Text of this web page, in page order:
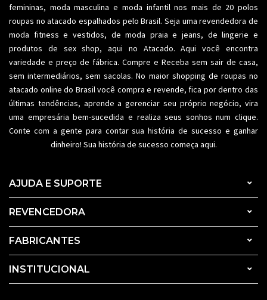
femininas, moda masculina e moda infantil nos mais de 20 polos
roupas no atacado espalhados pelo Brasil. Seja uma revendedora de
moda fitness e vestidos, de moda praia e jeans, de lingerie e
produtos de sex shop, aqui no Atacado. Aqui você encontra
variedade e preço de fábrica. Compre e Receba sem sair de casa,
sem intermediários, sem sacolas. No maior shopping de roupas no
atacado online do Brasil você compra e revende, fica por dentro das
últimas tendências, aprende a gerenciar seu próprio negócio, vira
uma empresária bem-sucedida e realiza seus sonhos num clique.
Conte com a gente para contar sua história de sucesso e ganhar
dinheiro! Sua história de sucesso começa aqui.
AJUDA E SUPORTE
REVENCEDORA
FABRICANTES
INSTITUCIONAL